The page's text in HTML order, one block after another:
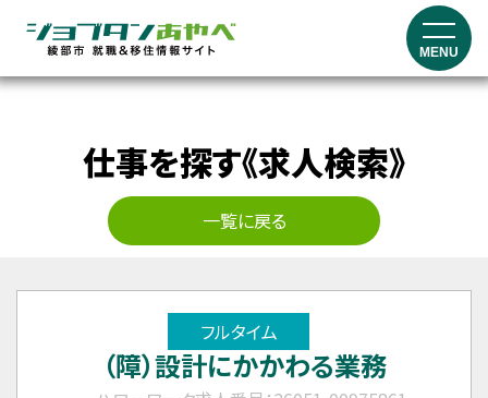
MENU
仕事を探す《求人検索》
一覧に戻る
フルタイム
（障）設計にかかわる業務